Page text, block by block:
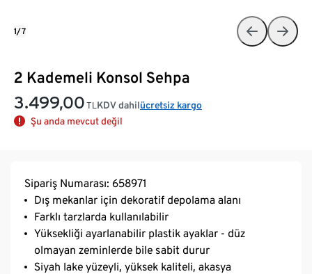
2 Kademeli Konsol Sehpa
3.499,00 TL KDV dahilücretsiz kargo
Şu anda mevcut değil
1/7
Sipariş Numarası: 658971
Dış mekanlar için dekoratif depolama alanı
Farklı tarzlarda kullanılabilir
Yüksekliği ayarlanabilir plastik ayaklar - düz
olmayan zeminlerde bile sabit durur
Siyah lake yüzeyli, yüksek kaliteli, akasya